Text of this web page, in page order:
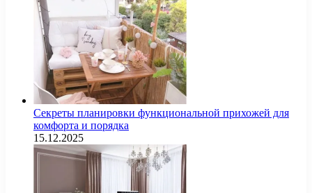
Секреты планировки функциональной прихожей для
комфорта и порядка
15.12.2025